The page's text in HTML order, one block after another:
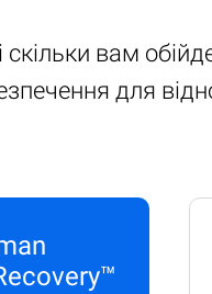
скільки вам
для